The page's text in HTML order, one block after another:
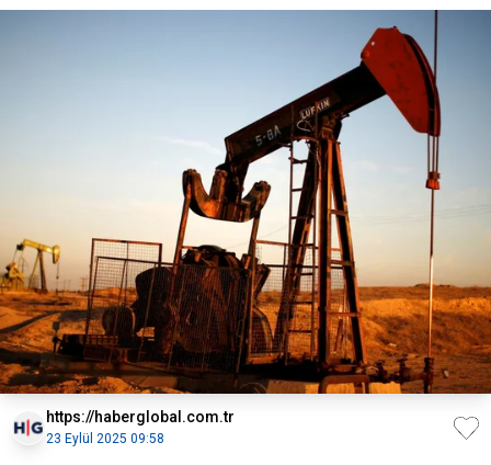
https://haberglobal.com.tr
23 Eylül 2025 09:58